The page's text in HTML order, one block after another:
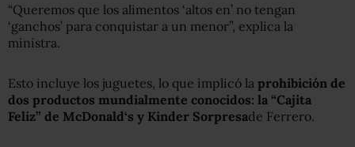
“Queremos que los alimentos ‘altos en’ no tengan
‘ganchos’ para conquistar a un menor”, explica la
ministra.
Esto incluye los juguetes, lo que implicó la prohibición de
dos productos mundialmente conocidos: la “Cajita
Feliz” de McDonald‘s y Kinder Sorpresade Ferrero.